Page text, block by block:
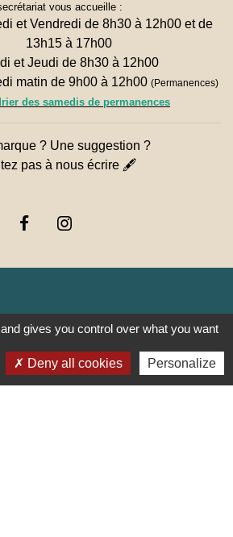
vous accueille :
et Vendredi de 8h30 à 12h00 et de
13h15 à 17h00
et Jeudi de 8h30 à 12h00
matin de 9h00 à 12h00 (Permanences)
des samedis de permanences
? Une suggestion ?
pas à nous écrire 🖋
SAÔNE ET
gives you control over what you want
Deny all cookies Personalize